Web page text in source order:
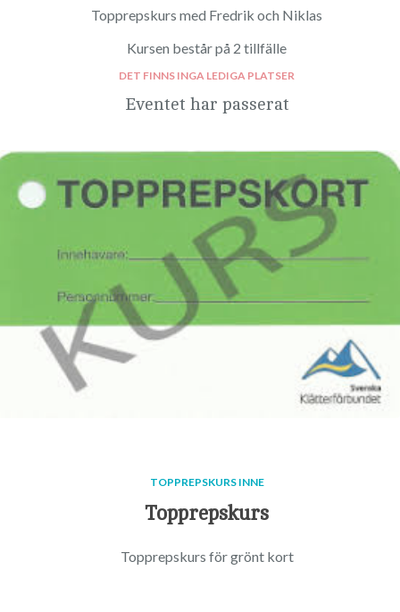
Topprepskurs med Fredrik och Niklas
Kursen består på 2 tillfälle
DET FINNS INGA LEDIGA PLATSER
Eventet har passerat
TOPPREPSKURS INNE
Topprepskurs
Topprepskurs för grönt kort